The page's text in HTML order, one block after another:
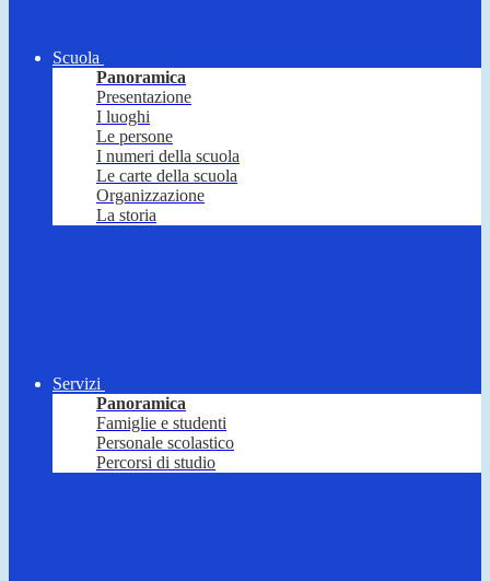
Scuola
Panoramica
Presentazione
I luoghi
Le persone
I numeri della scuola
Le carte della scuola
Organizzazione
La storia
Servizi
Panoramica
Famiglie e studenti
Personale scolastico
Percorsi di studio